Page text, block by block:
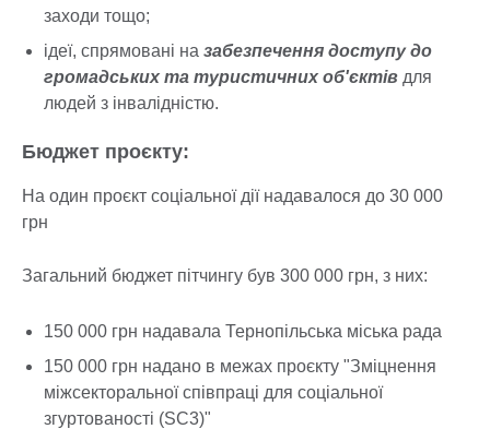
заходи тощо;
ідеї, спрямовані на забезпечення доступу до
громадських та туристичних об'єктів для
людей з інвалідністю.
Бюджет проєкту:
На один проєкт соціальної дії надавалося до 30 000
грн
Загальний бюджет пітчингу був 300 000 грн, з них:
150 000 грн надавала Тернопільська міська рада
150 000 грн надано в межах проєкту "Зміцнення
міжсекторальної співпраці для соціальної
згуртованості (SC3)"